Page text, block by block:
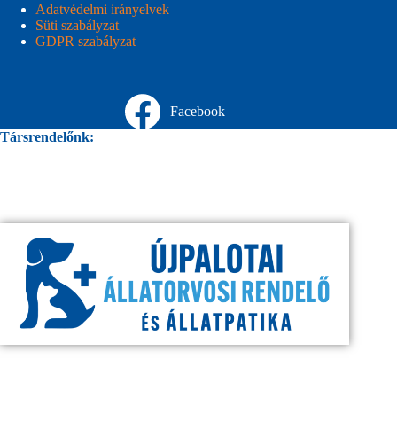
Adatvédelmi irányelvek
Süti szabályzat
GDPR szabályzat
Facebook
Társrendelőnk: